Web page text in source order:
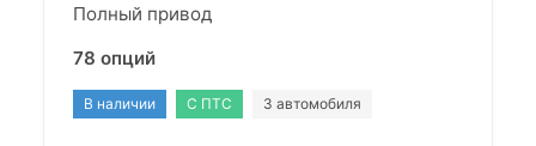
Полный привод
78 опций
В наличии С ПТС 3 автомобиля